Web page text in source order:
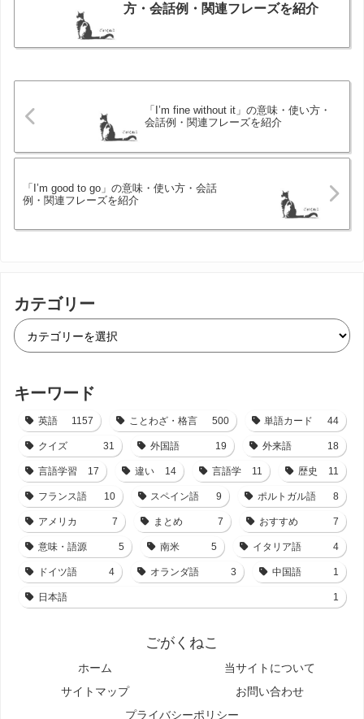
方・会話例・関連フレーズを紹介
「I’m fine without it」の意味・使い方・
会話例・関連フレーズを紹介
「I’m good to go」の意味・使い方・会話
例・関連フレーズを紹介
カテゴリー
キーワード
英語 1157 ことわざ・格言 500 単語カード 44
クイズ 31 外国語 19 外来語 18
言語学習 17 違い 14 言語学 11 歴史 11
フランス語 10 スペイン語 9 ポルトガル語 8
アメリカ 7 まとめ 7 おすすめ 7
意味・語源 5 南米 5 イタリア語 4
ドイツ語 4 オランダ語 3 中国語 1
日本語 1
ごがくねこ
ホーム
当サイトについて
サイトマップ
お問い合わせ
プライバシーポリシー